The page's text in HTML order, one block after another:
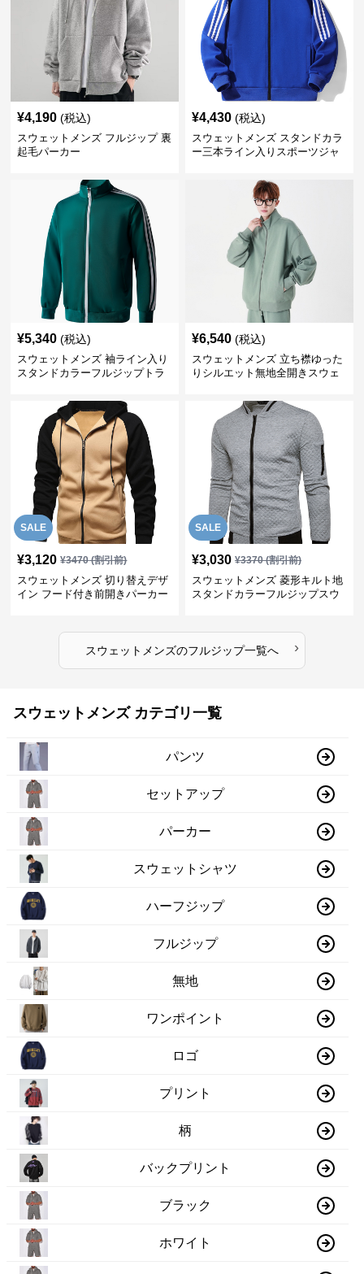
¥4,190 (税込)
スウェットメンズ フルジップ 裏
起毛パーカー
¥4,430 (税込)
スウェットメンズ スタンドカラ
ー三本ライン入りスポーツジャ
¥5,340 (税込)
スウェットメンズ 袖ライン入り
スタンドカラーフルジップトラ
¥6,540 (税込)
スウェットメンズ 立ち襟ゆった
りシルエット無地全開きスウェ
SALE
¥3,120 ¥3470(割引前)
スウェットメンズ 切り替えデザ
イン フード付き前開きパーカー
SALE
¥3,030 ¥3370(割引前)
スウェットメンズ 菱形キルト地
スタンドカラーフルジップスウ
スウェットメンズのフルジップ一覧へ ›
スウェットメンズ カテゴリ一覧
パンツ
セットアップ
パーカー
スウェットシャツ
ハーフジップ
フルジップ
無地
ワンポイント
ロゴ
プリント
柄
バックプリント
ブラック
ホワイト